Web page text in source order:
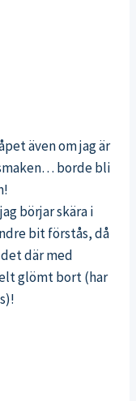
även om jag är
borde bli
börjar skära i
bit förstås, då
där med
glömt bort (har